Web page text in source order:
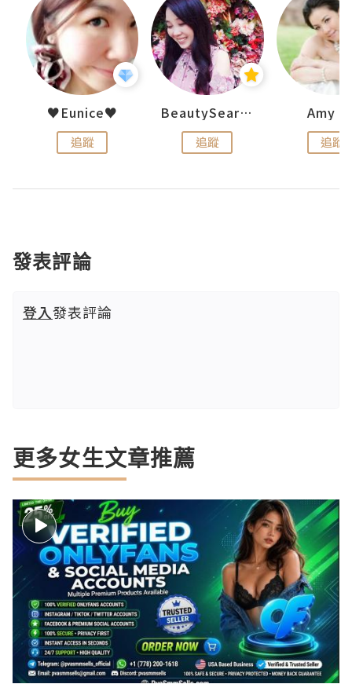
♥Eunice♥
追蹤
BeautySearch
追蹤
Amy
追蹤
發表評論
登入發表評論
更多女生文章推薦